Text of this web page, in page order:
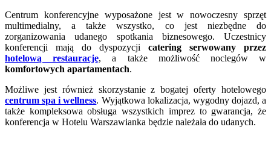
Centrum konferencyjne wyposażone jest w nowoczesny sprzęt
multimedialny, a także wszystko, co jest niezbędne do
zorganizowania udanego spotkania biznesowego. Uczestnicy
konferencji mają do dyspozycji catering serwowany przez
hotelową restaurację, a także możliwość noclegów w
komfortowych apartamentach.
Możliwe jest również skorzystanie z bogatej oferty hotelowego
centrum spa i wellness. Wyjątkowa lokalizacja, wygodny dojazd, a
także kompleksowa obsługa wszystkich imprez to gwarancja, że
konferencja w Hotelu Warszawianka będzie należała do udanych.